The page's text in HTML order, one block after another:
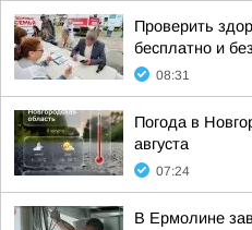
Проверить
бесплатно и
08:31
Погода в
августа
07:24
В Ермолине